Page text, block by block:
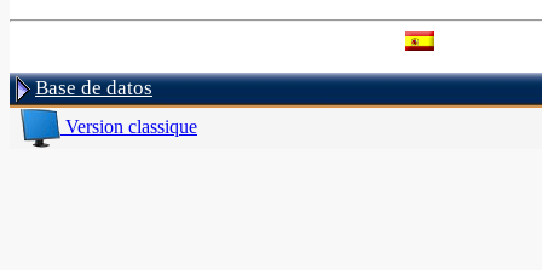
Base de datos
Version classique